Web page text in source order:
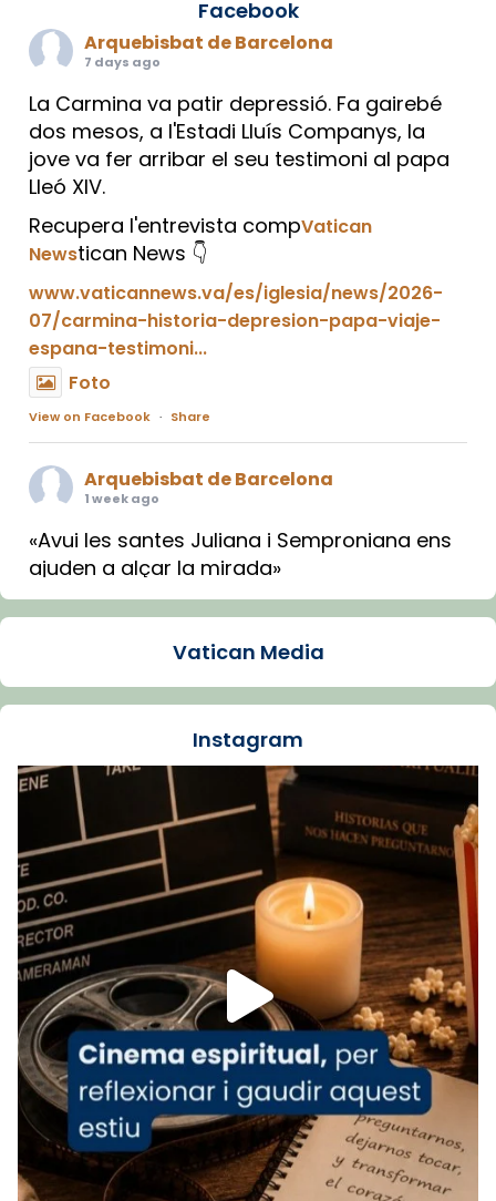
Facebook
Arquebisbat de Barcelona
7 days ago
La Carmina va patir depressió. Fa gairebé
dos mesos, a l'Estadi Lluís Companys, la
jove va fer arribar el seu testimoni al papa
Lleó XIV.
Recupera l'entrevista compVatican
Newstican News 👇
www.vaticannews.va/es/iglesia/news/2026-
07/carmina-historia-depresion-papa-viaje-
espana-testimoni...
Foto
View on Facebook · Share
Arquebisbat de Barcelona
1 week ago
«Avui les santes Juliana i Semproniana ens
ajuden a alçar la mirada»
Mons. Sergi Gordo, bisbe de Tortosa, ha
Santes de Mataró.
🔗tinyurl.com/cvu5jmbk
Foto
View on Facebook Share
Arquebisbat de Barcelonais at Catedral
de Barcelona.
1 week ago
Aquest dilluns, 27 de juliol, ha tingut lloc la
missa d’acció de gràcies en agraïment al
comitè organitzador de la visita apostòlica
del Sant Pare Lleó XIV a Barcelona, i als
col·laboradors, a la Catedral de Barcelona.
L’arquebisbe de Barcelona, el cardenal Joan
Josep Omella, ha presidit la missa i l’ha
concelebrat el bisbe auxiliar de Barcelona,
Mons. David Abadías.
Vatican Media
Instagram